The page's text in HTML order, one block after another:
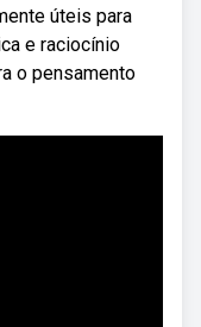
úteis para
e raciocínio
o pensamento